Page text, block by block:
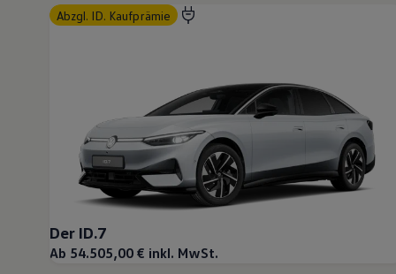
Handy und Fahrzeug verbinden
Updates für Software, Karten und Radio
Volkswagen Kundenbetreuung
Warn- und Kontrollleuchten
Assistenzsysteme
Digitale Betriebsanleitung
Live Beratung
Magazin
Lifestyle
Transport
Volkswagen R
Pannen- und Unfallhilfe
abzgl. ID. Kaufprämie
Der ID.7
Ab 54.505,00 € inkl. MwSt.